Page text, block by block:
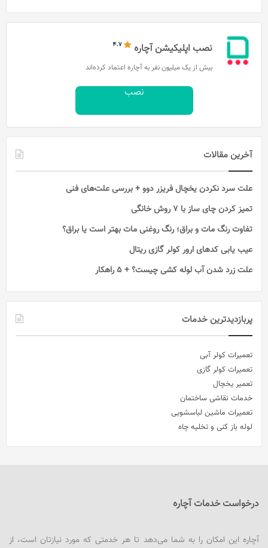
نصب اپلیکیشن آچاره
بیش از یک میلیون نفر به آچاره اعتماد کرده‌اند
نصب
آخرین مقالات
علت سرد نکردن یخچال فریزر دوو + بررسی علت‌های فنی
تمیز کردن چای ساز با ۷ روش خانگی
تفاوت رنگ مات و براق؛ رنگ روغنی مات بهتر است یا براق؟
عیب یابی کدهای ارور کولر گازی ریتال
علت زرد شدن آب لوله کشی چیست؟ + 5 راهکار
پربازدیدترین خدمات
تعمیرات کولر آبی
تعمیرات کولر گازی
تعمیر یخچال
خدمات نقاشی ساختمان
تعمیرات ماشین لباسشویی
لوله باز کنی و تخلیه چاه
درخواست خدمات آچاره
آچاره این امکان را به شما می‌دهد تا هر خدمتی که مورد نیازتان است، از